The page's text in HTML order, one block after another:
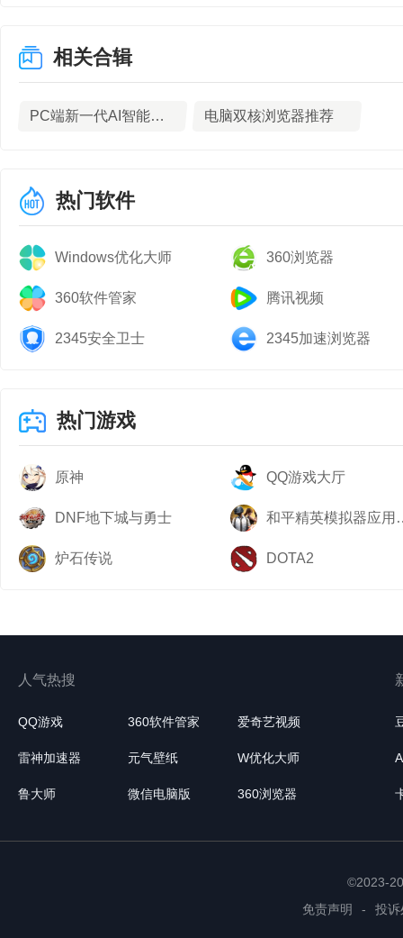
相关合辑
PC端新一代AI智能浏览器推荐 电脑双核浏览器推荐
热门软件
Windows优化大师 360浏览器
360软件管家 腾讯视频
2345安全卫士 2345加速浏览器
热门游戏
原神 QQ游戏大厅
DNF地下城与勇士 和平
炉石传说 DOTA2
人气热搜
QQ游戏 360软件管家 爱奇艺视频
雷神加速器 元气壁纸 W优化大师
鲁大师 微信电脑版 360浏览器
©2023-
免责声明
- 投诉